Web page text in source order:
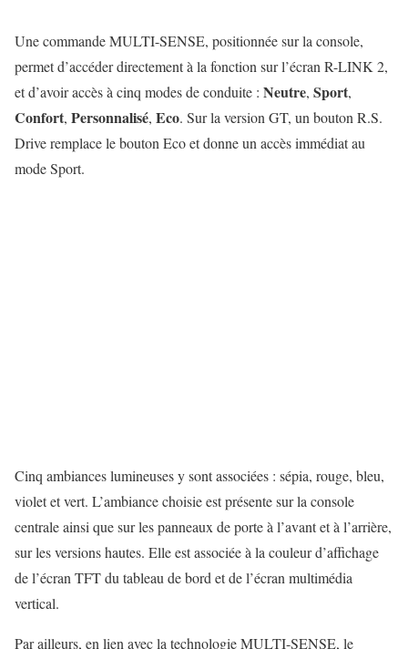
Une commande MULTI-SENSE, positionnée sur la console,
permet d’accéder directement à la fonction sur l’écran R-LINK 2,
et d’avoir accès à cinq modes de conduite : Neutre, Sport,
Confort, Personnalisé, Eco. Sur la version GT, un bouton R.S.
Drive remplace le bouton Eco et donne un accès immédiat au
mode Sport.
Cinq ambiances lumineuses y sont associées : sépia, rouge, bleu,
violet et vert. L’ambiance choisie est présente sur la console
centrale ainsi que sur les panneaux de porte à l’avant et à l’arrière,
sur les versions hautes. Elle est associée à la couleur d’affichage
de l’écran TFT du tableau de bord et de l’écran multimédia
vertical.
Par ailleurs, en lien avec la technologie MULTI-SENSE, le